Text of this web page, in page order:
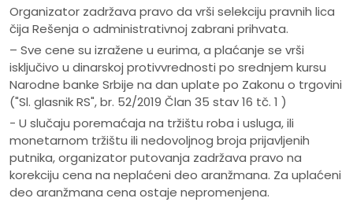
Organizator zadržava pravo da vrši selekciju pravnih lica
čija Rešenja o administrativnoj zabrani prihvata.
– Sve cene su izražene u eurima, a plaćanje se vrši
isključivo u dinarskoj protivvrednosti po srednjem kursu
Narodne banke Srbije na dan uplate po Zakonu o trgovini
("Sl. glasnik RS", br. 52/2019 Član 35 stav 16 tč. 1 )
- U slučaju poremaćaja na tržištu roba i usluga, ili
monetarnom tržištu ili nedovoljnog broja prijavljenih
putnika, organizator putovanja zadržava pravo na
korekciju cena na neplaćeni deo aranžmana. Za uplaćeni
deo aranžmana cena ostaje nepromenjena.